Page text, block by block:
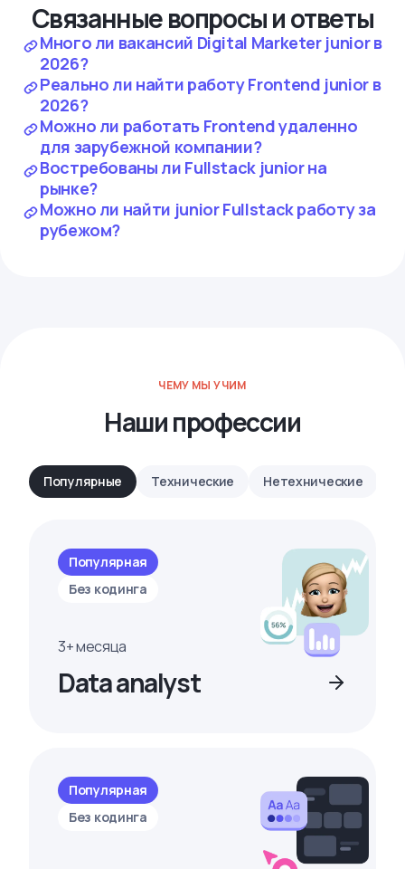
Связанные вопросы и ответы
Много ли вакансий Digital Marketer junior в
2026?
Реально ли найти работу Frontend junior в
2026?
Можно ли работать Frontend удаленно
для зарубежной компании?
Востребованы ли Fullstack junior на
рынке?
Можно ли найти junior Fullstack работу за
рубежом?
ЧЕМУ МЫ УЧИМ
Наши профессии
Популярные Технические Нетехнические
Популярная
Без кодинга
3+ месяца
Data analyst
Популярная
Без кодинга